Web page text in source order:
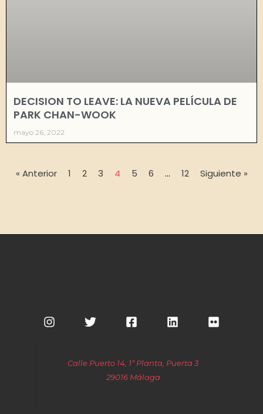
DECISION TO LEAVE: LA NUEVA PELÍCULA DE
PARK CHAN-WOOK
mayo 26, 2022
« Anterior 1 2 3 4 5 6 … 12 Siguiente »
Calle Puerto 14, 1ª Planta, Puerta 3
29016 Málaga